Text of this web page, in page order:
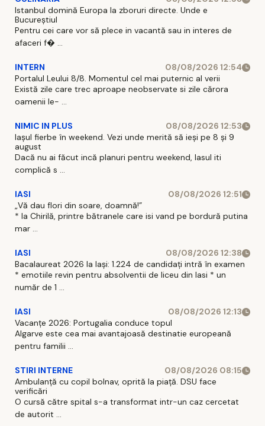
Istanbul domină Europa la zboruri directe. Unde e
Bucureștiul
Pentru cei care vor să plece in vacantă sau in interes de
afaceri f� ...
INTERN
08/08/2026 12:54
Portalul Leului 8/8. Momentul cel mai puternic al verii
Există zile care trec aproape neobservate si zile cărora
oamenii le- ...
NIMIC IN PLUS
08/08/2026 12:53
Iașul fierbe în weekend. Vezi unde merită să ieși pe 8 și 9
august
Dacă nu ai făcut incă planuri pentru weekend, Iasul iti
complică s ...
IASI
08/08/2026 12:51
„Vă dau flori din soare, doamnă!”
* la Chirilă, printre bătranele care isi vand pe bordură putina
mar ...
IASI
08/08/2026 12:38
Bacalaureat 2026 la Iași: 1.224 de candidați intră în examen
* emotiile revin pentru absolventii de liceu din Iasi * un
număr de 1 ...
IASI
08/08/2026 12:13
Vacanțe 2026: Portugalia conduce topul
Algarve este cea mai avantajoasă destinatie europeană
pentru familii ...
STIRI INTERNE
08/08/2026 08:15
Ambulanță cu copil bolnav, oprită la piață. DSU face
verificări
O cursă către spital s-a transformat intr-un caz cercetat
de autorit ...